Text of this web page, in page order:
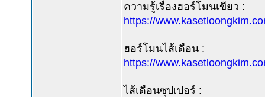
ความรู้เรื่องฮอร์โมนเขียว :
https://
ฮอร์โมนไส้เดือน :
https://
ไส้เดือนซุปเปอร์ :